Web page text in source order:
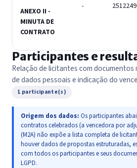
ANEXO II -
MINUTA DE
CONTRATO
- 2512249
Participantes e
Relação de licitantes com
de dados pessoais e indicação do
1 participante(s)
Origem dos dados: Os participantes
contratos celebrados (a vencedora por
(M2A) não expõe a lista completa de
houver dados de propostas estruturadas,
com todos os participantes e seus
LGPD.